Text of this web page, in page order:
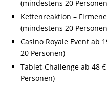
(mindestens 20
Kettenreaktion –
(mindestens 20
Casino Royale Event ab
20 Personen)
Tablet-Challenge ab 48
Personen)